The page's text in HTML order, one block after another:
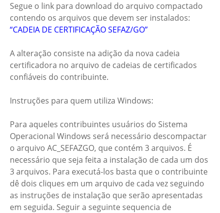
Segue o link para download do arquivo compactado
contendo os arquivos que devem ser instalados:
“CADEIA DE CERTIFICAÇÃO SEFAZ/GO”
A alteração consiste na adição da nova cadeia
certificadora no arquivo de cadeias de certificados
confiáveis do contribuinte.
Instruções para quem utiliza Windows:
Para aqueles contribuintes usuários do Sistema
Operacional Windows será necessário descompactar
o arquivo AC_SEFAZGO, que contém 3 arquivos. É
necessário que seja feita a instalação de cada um dos
3 arquivos. Para executá-los basta que o contribuinte
dê dois cliques em um arquivo de cada vez seguindo
as instruções de instalação que serão apresentadas
em seguida. Seguir a seguinte sequencia de